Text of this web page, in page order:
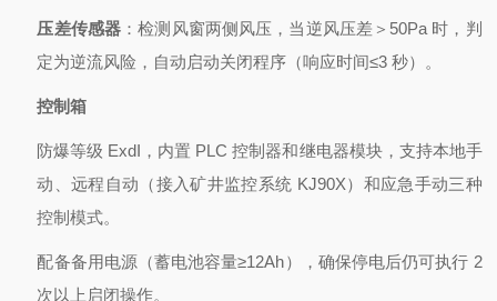
压差传感器 ：检测风窗两侧风压，当逆风压差＞50Pa 时，判
定为逆流风险，自动启动关闭程序（响应时间≤3 秒）。
控制箱
防爆等级 ExdI，内置 PLC 控制器和继电器模块，支持本地手
动、远程自动（接入矿井监控系统 KJ90X）和应急手动三种
控制模式。
配备备用电源（蓄电池容量≥12Ah），确保停电后仍可执行 2
次以上启闭操作。